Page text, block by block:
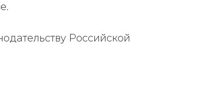
Российской